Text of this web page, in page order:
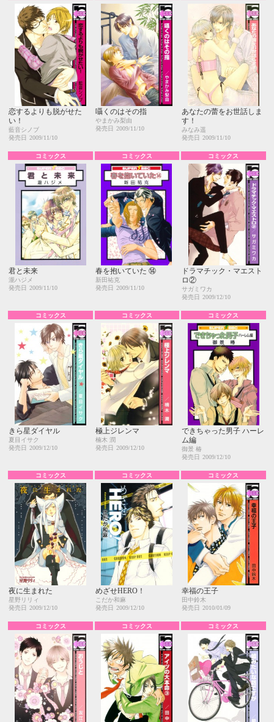
恋するよりも脱がせた
い！
藍音シノブ
発売日
2009/11/10
囁くのはその指
やまかみ梨由
発売日
2009/11/10
あなたの蕾をお世話しま
す！
みなみ遥
発売日
2009/11/10
コミックス
君と未来
瀧ハジメ
発売日 2009/11/10
コミックス
春を抱いていた ⑭
新田祐克
発売日 2009/11/10
コミックス
ドラマチック・マエスト
ロ②
サガミワカ
発売日 2009/12/10
コミックス
きら星ダイヤル
夏目イサク
発売日
2009/12/10
コミックス
極上ジレンマ
楠木 潤
発売日
2009/12/10
コミックス
できちゃった男子 ハーレ
ム編
御景 椿
発売日
2009/12/10
コミックス
夜に生まれた
星野リリィ
発売日
2009/12/10
コミックス
めざせHERO！
こだか和麻
発売日
2009/12/10
コミックス
幸福の王子
田中鈴木
発売日
2010/01/09
コミックス コミックス コミックス